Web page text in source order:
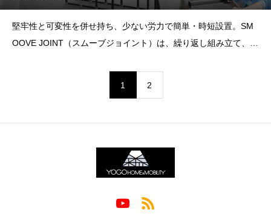
堅牢性と可変性を併せ持ち、少ない労力で簡単・時短設置。SM
OOVE JOINT（スムーブジョイント）は、繰り返し組み立て、取
1 2